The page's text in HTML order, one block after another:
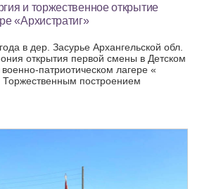
и торжественное открытие
«Архистратиг»
в дер. Засурье Архангельской обл.
открытия первой смены в Детском
патриотическом лагере «
Торжественным построением